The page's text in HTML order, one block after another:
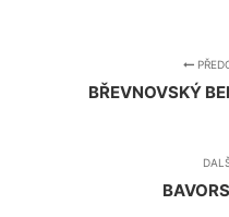
BŘEVNOVSKÝ